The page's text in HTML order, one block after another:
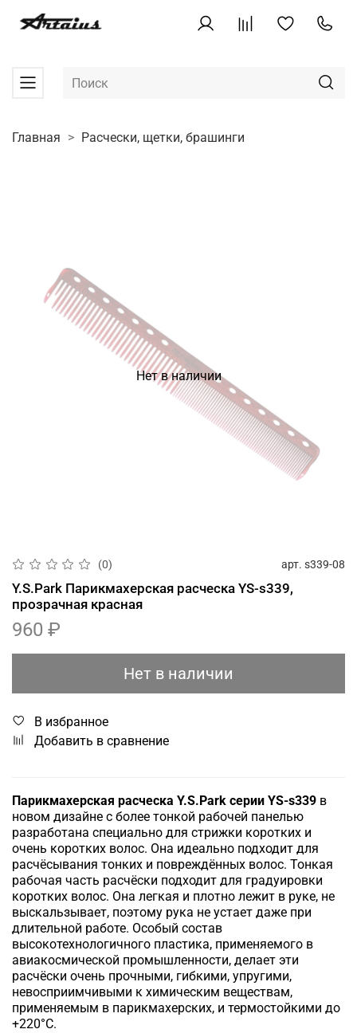
Главная Расчески, щетки, брашинги
Нет в наличии
(0) арт. s339-08
Y.S.Park Парикмахерская расческа YS-s339,
прозрачная красная
960 ₽
Нет в наличии
В избранное
Добавить в сравнение
Парикмахерская расческа Y.S.Park серии YS-s339 в
новом дизайне с более тонкой рабочей панелью
разработана специально для стрижки коротких и
очень коротких волос. Она идеально подходит для
расчёсывания тонких и повреждённых волос. Тонкая
рабочая часть расчёски подходит для градуировки
коротких волос. Она легкая и плотно лежит в руке, не
выскальзывает, поэтому рука не устает даже при
длительной работе. Особый состав
высокотехнологичного пластика, применяемого в
авиакосмической промышленности, делает эти
расчёски очень прочными, гибкими, упругими,
невосприимчивыми к химическим веществам,
применяемым в парикмахерских, и термостойкими до
+220°С.